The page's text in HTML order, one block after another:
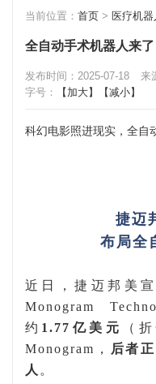
当前位置： 首页 > 医疗机
全自动手术机器人来了
发布时间：2025-07-18 来
字号：
【加大】 【减小】
科幻电影照进现实，全自
捷迈
布局全
近 日，捷迈邦美
Monogram
约 1.77 亿美元 （
Monogram ，
后者
人 。